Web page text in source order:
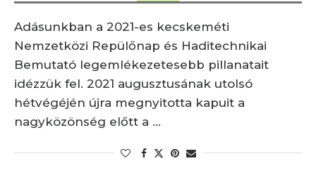
Adásunkban a 2021-es kecskeméti
Nemzetközi Repülőnap és Haditechnikai
Bemutató legemlékezetesebb pillanatait
idézzük fel. 2021 augusztusának utolsó
hétvégéjén újra megnyitotta kapuit a
nagyközönség előtt a …